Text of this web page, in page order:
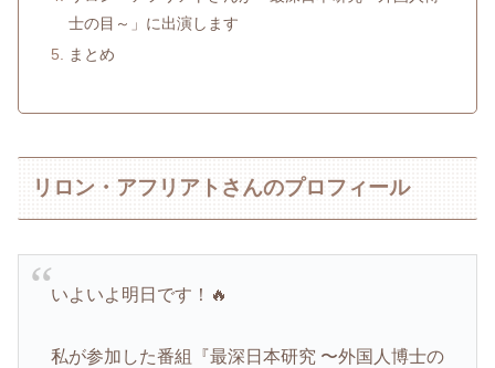
士の目～」に出演します
まとめ
リロン・アフリアトさんのプロフィール
いよいよ明日です！🔥
私が参加した番組『最深日本研究 〜外国人博士の